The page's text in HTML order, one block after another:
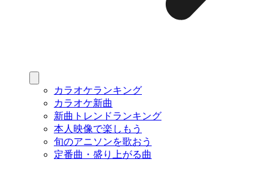
カラオケランキング
カラオケ新曲
新曲トレンドランキング
本人映像で楽しもう
旬のアニソンを歌おう
定番曲・盛り上がる曲